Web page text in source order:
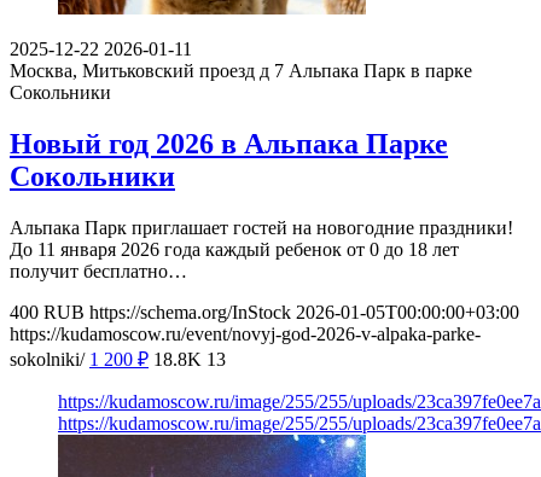
2025-12-22 2026-01-11
Москва, Митьковский проезд д 7 Альпака Парк в парке
Сокольники
Новый год 2026 в Альпака Парке
Сокольники
Альпака Парк приглашает гостей на новогодние праздники!
До 11 января 2026 года каждый ребенок от 0 до 18 лет
получит бесплатно…
400 RUB https://schema.org/InStock 2026-01-05T00:00:00+03:00
https://kudamoscow.ru/event/novyj-god-2026-v-alpaka-parke-
sokolniki/ 1 200 ₽ 18.8K 13
https://kudamoscow.ru/image/255/255/uploads/
https://kudamoscow.ru/image/255/255/uploads/